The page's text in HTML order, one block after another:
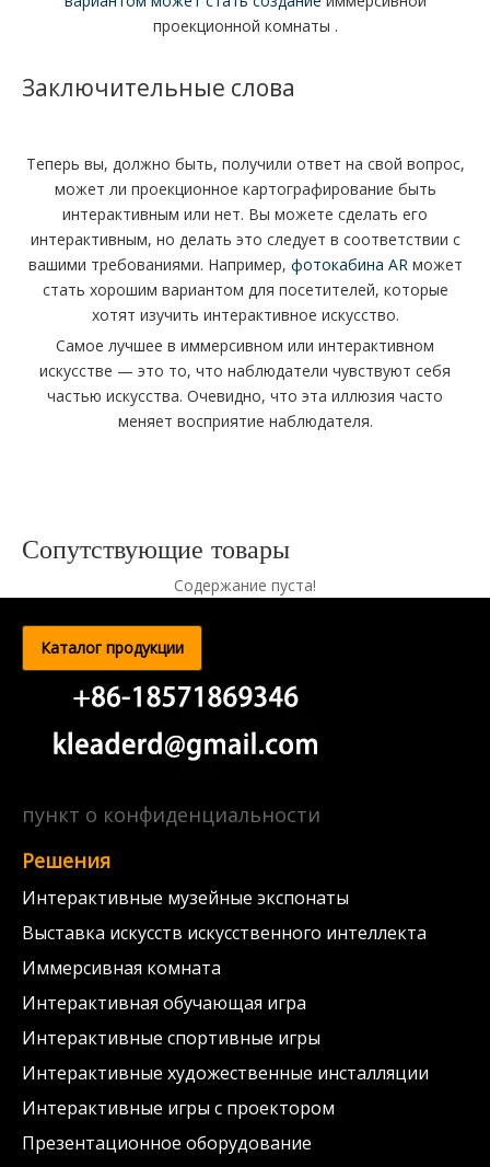
проекционной комнаты .
Заключительные слова
Теперь вы, должно быть, получили ответ на свой вопрос,
может ли проекционное картографирование быть
интерактивным или нет. Вы можете сделать его
интерактивным, но делать это следует в соответствии с
вашими требованиями. Например, фотокабина AR может
стать хорошим вариантом для посетителей, которые
хотят изучить интерактивное искусство.
Самое лучшее в иммерсивном или интерактивном
искусстве — это то, что наблюдатели чувствуют себя
частью искусства. Очевидно, что эта иллюзия часто
меняет восприятие наблюдателя.
Сопутствующие товары
Содержание пуста!
Каталог продукции
пункт о конфиденциальности
Решения
Интерактивные музейные экспонаты
Выставка искусств искусственного интеллекта
Иммерсивная комната
Интерактивная обучающая игра
Интерактивные спортивные игры
Интерактивные художественные инсталляции
Интерактивные игры с проектором
Презентационное оборудование